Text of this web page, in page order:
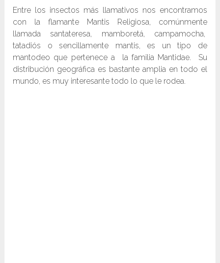
Entre los insectos más llamativos nos encontramos
con la flamante Mantis Religiosa, comúnmente
llamada santateresa, mamboretá, campamocha,
tatadiós o sencillamente mantis, es un tipo de
mantodeo que pertenece a la familia Mantidae. Su
distribución geográfica es bastante amplia en todo el
mundo, es muy interesante todo lo que le rodea.